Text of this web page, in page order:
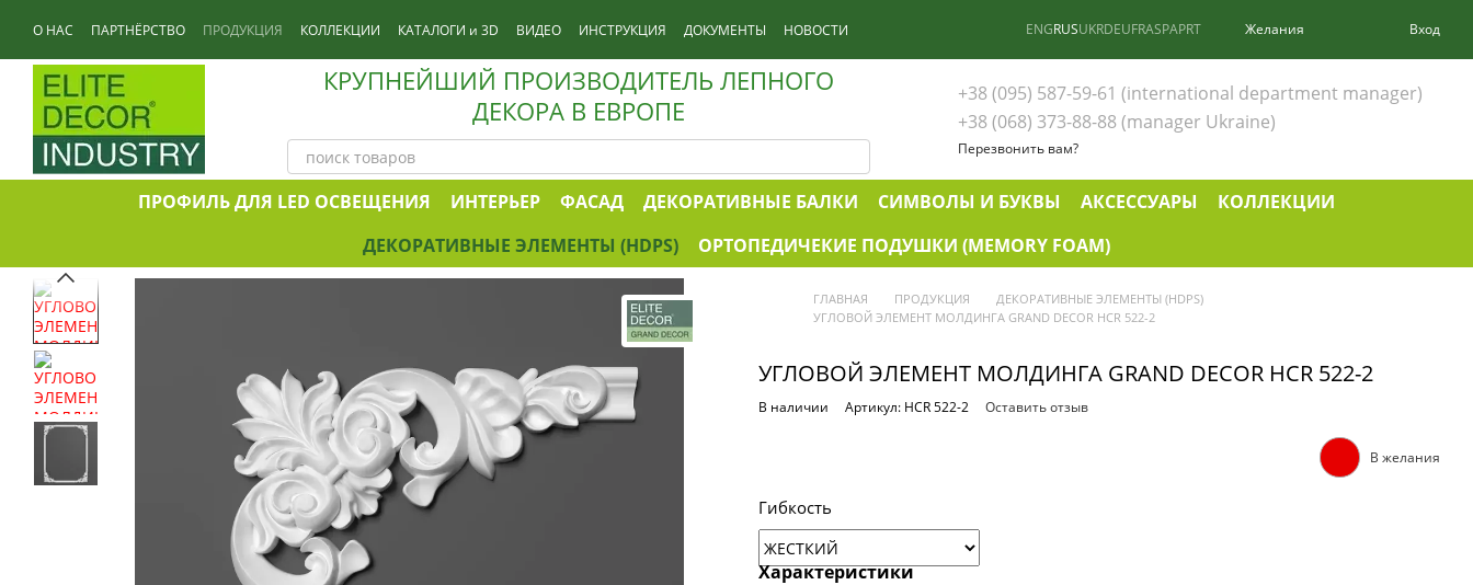
О НАС ПАРТНЁРСТВО ПРОДУКЦИЯ КОЛЛЕКЦИИ КАТАЛОГИ и 3D ВИДЕО ИНСТРУКЦИЯ ДОКУМЕНТЫ
НОВОСТИ
ENGRUSUKRDEUFRASPAPRT Желания Вход
КРУПНЕЙШИЙ ПРОИЗВОДИТЕЛЬ ЛЕПНОГО
ДЕКОРА В ЕВРОПЕ
+38 (095) 587-59-61 (international department manager)
+38 (068) 373-88-88 (manager Ukraine)
Перезвонить вам?
ПРОФИЛЬ ДЛЯ LED ОСВЕЩЕНИЯ ИНТЕРЬЕР ФАСАД ДЕКОРАТИВНЫЕ БАЛКИ СИМВОЛЫ И БУКВЫ АКСЕССУАРЫ
КОЛЛЕКЦИИ
ДЕКОРАТИВНЫЕ ЭЛЕМЕНТЫ (HDPS)
ОРТОПЕДИЧЕКИЕ ПОДУШКИ (MEMORY FOAM)
ГЛАВНАЯ ПРОДУКЦИЯ
ДЕКОРАТИВНЫЕ ЭЛЕМЕНТЫ (HDPS)
УГЛОВОЙ ЭЛЕМЕНТ МОЛДИНГА GRAND DECOR HCR 522-2
УГЛОВОЙ ЭЛЕМЕНТ МОЛДИНГА GRAND DECOR HCR 522-2
В наличии Артикул: HCR 522-2 Оставить отзыв
В желания
Гибкость
Характеристики